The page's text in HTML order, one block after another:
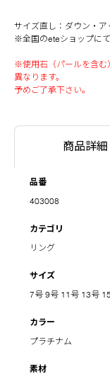
サイズ直し：ダウン・
※全国のeteショップにて
※使用石（パールを含む
異なります。
予めご了承下さい。
商品詳細
品番
403008
カテゴリ
リング
サイズ
7号 9号 11号 13号
カラー
プラチナム
素材